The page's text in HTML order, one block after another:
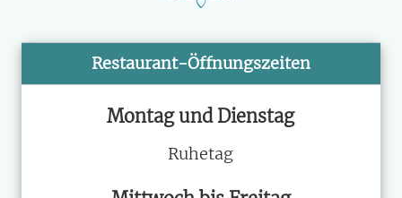
Restaurant-Öffnungszeiten
Montag und Dienstag
Ruhetag